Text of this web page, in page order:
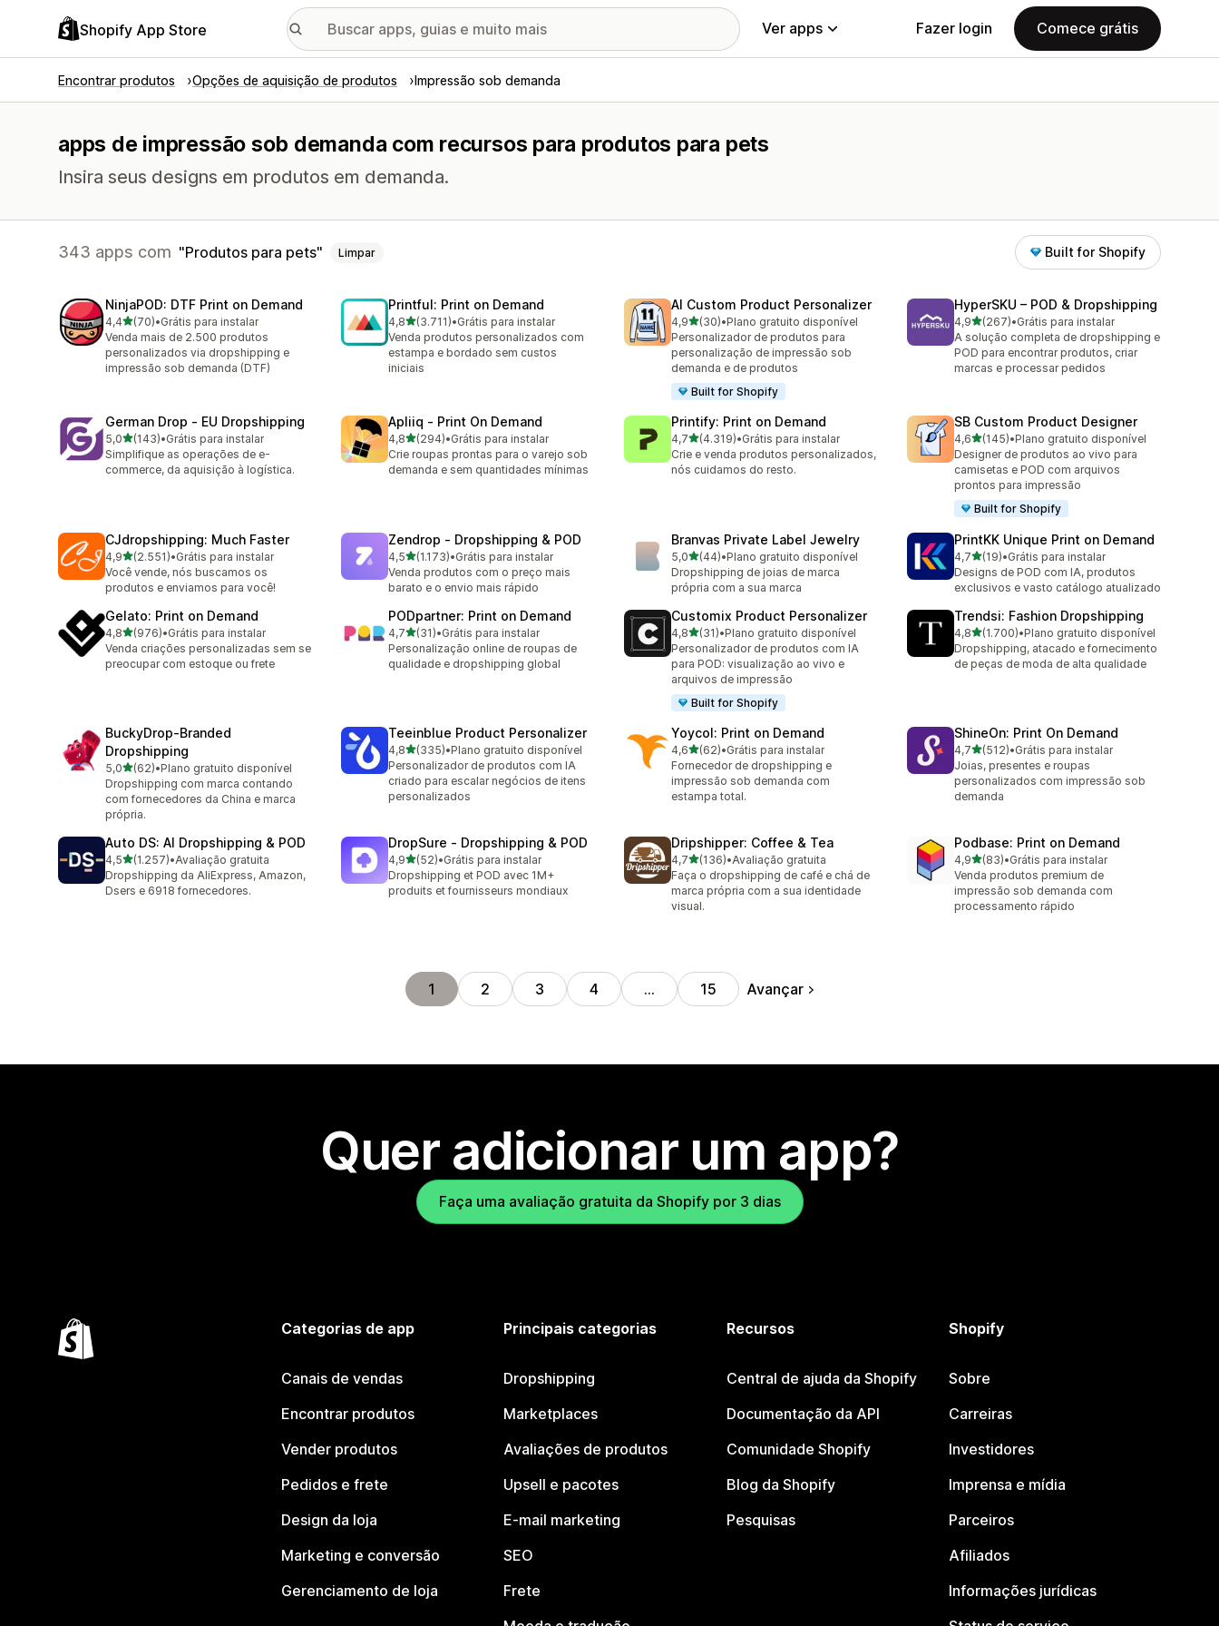
Shopify App Store Ver apps Fazer login Comece grátis
Encontrar produtos Opções de aquisição de produtos Impressão sob demanda
apps de impressão sob demanda com recursos para produtos para pets
Insira seus designs em produtos em demanda.
343 apps com Produtos para pets Limpar Built for Shopify
NinjaPOD: DTF Print on Demand
4,4de 5 estrelas
(70)
70 avaliações ao todo
•Grátis para instalar
Venda mais de 2.500 produtos
personalizados via dropshipping e
impressão sob demanda (DTF)
Printful: Print on Demand
4,8de 5 estrelas
(3.711)
3711 avaliações ao todo
•Grátis para instalar
Venda produtos personalizados com
estampa e bordado sem custos
iniciais
AI Custom Product Personalizer
4,9de 5 estrelas
(30)
30 avaliações ao todo
•Plano gratuito disponível
Personalizador de produtos para
personalização de impressão sob
demanda e de produtos
Built for Shopify
HyperSKU – POD & Dropshipping
4,9de 5 estrelas
(267)
267 avaliações ao todo
•Grátis para instalar
A solução completa de dropshipping e
POD para encontrar produtos, criar
marcas e processar pedidos
German Drop ‑ EU Dropshipping
5,0de 5 estrelas
(143)
143 avaliações ao todo
•Grátis para instalar
Simplifique as operações de e-
commerce, da aquisição à logística.
Apliiq ‑ Print On Demand
4,8de 5 estrelas
(294)
294 avaliações ao todo
•Grátis para instalar
Crie roupas prontas para o varejo sob
demanda e sem quantidades mínimas
Printify: Print on Demand
4,7de 5 estrelas
(4.319)
4319 avaliações ao todo
•Grátis para instalar
Crie e venda produtos personalizados,
nós cuidamos do resto.
SB Custom Product Designer
4,6de 5 estrelas
(145)
145 avaliações ao todo
•Plano gratuito disponível
Designer de produtos ao vivo para
camisetas e POD com arquivos
prontos para impressão
Built for Shopify
CJdropshipping: Much Faster
4,9de 5 estrelas
(2.551)
2551 avaliações ao todo
•Grátis para instalar
Você vende, nós buscamos os
produtos e enviamos para você!
Zendrop ‑ Dropshipping & POD
4,5de 5 estrelas
(1.173)
1173 avaliações ao todo
•Grátis para instalar
Venda produtos com o preço mais
barato e o envio mais rápido
Branvas Private Label Jewelry
5,0de 5 estrelas
(44)
44 avaliações ao todo
•Plano gratuito disponível
Dropshipping de joias de marca
própria com a sua marca
PrintKK Unique Print on Demand
4,7de 5 estrelas
(19)
19 avaliações ao todo
•Grátis para instalar
Designs de POD com IA, produtos
exclusivos e vasto catálogo atualizado
Gelato: Print on Demand
4,8de 5 estrelas
(976)
976 avaliações ao todo
•Grátis para instalar
Venda criações personalizadas sem se
preocupar com estoque ou frete
PODpartner: Print on Demand
4,7de 5 estrelas
(31)
31 avaliações ao todo
•Grátis para instalar
Personalização online de roupas de
qualidade e dropshipping global
Customix Product Personalizer
4,8de 5 estrelas
(31)
31 avaliações ao todo
•Plano gratuito disponível
Personalizador de produtos com IA
para POD: visualização ao vivo e
arquivos de impressão
Built for Shopify
Trendsi: Fashion Dropshipping
4,8de 5 estrelas
(1.700)
1700 avaliações ao todo
•Plano gratuito disponível
Dropshipping, atacado e fornecimento
de peças de moda de alta qualidade
BuckyDrop‑Branded
Dropshipping
5,0de 5 estrelas
(62)
62 avaliações ao todo
•Plano gratuito disponível
Dropshipping com marca contando
com fornecedores da China e marca
própria.
Teeinblue Product Personalizer
4,8de 5 estrelas
(335)
335 avaliações ao todo
•Plano gratuito disponível
Personalizador de produtos com IA
criado para escalar negócios de itens
personalizados
Yoycol: Print on Demand
4,6de 5 estrelas
(62)
62 avaliações ao todo
•Grátis para instalar
Fornecedor de dropshipping e
impressão sob demanda com
estampa total.
ShineOn: Print On Demand
4,7de 5 estrelas
(512)
512 avaliações ao todo
•Grátis para instalar
Joias, presentes e roupas
personalizados com impressão sob
demanda
Auto DS: AI Dropshipping & POD
4,5de 5 estrelas
(1.257)
1257 avaliações ao todo
•Avaliação gratuita
Dropshipping da AliExpress, Amazon,
Dsers e 6918 fornecedores.
DropSure ‑ Dropshipping & POD
4,9de 5 estrelas
(52)
52 avaliações ao todo
•Grátis para instalar
Dropshipping et POD avec 1M+
produits et fournisseurs mondiaux
Dripshipper: Coffee & Tea
4,7de 5 estrelas
(136)
136 avaliações ao todo
•Avaliação gratuita
Faça o dropshipping de café e chá de
marca própria com a sua identidade
visual.
Podbase: Print on Demand
4,9de 5 estrelas
(83)
83 avaliações ao todo
•Grátis para instalar
Venda produtos premium de
impressão sob demanda com
processamento rápido
1 2 3 4 … 15 Avançar
Quer adicionar um app?
Faça uma avaliação gratuita da Shopify por 3 dias
Categorias de app
Canais de vendas
Encontrar produtos
Vender produtos
Pedidos e frete
Design da loja
Marketing e conversão
Gerenciamento de loja
Principais categorias
Dropshipping
Marketplaces
Avaliações de produtos
Upsell e pacotes
E-mail marketing
SEO
Frete
Recursos
Central de ajuda da Shopify
Documentação da API
Comunidade Shopify
Blog da Shopify
Pesquisas
Shopify
Sobre
Carreiras
Investidores
Imprensa e mídia
Parceiros
Afiliados
Informações jurídicas